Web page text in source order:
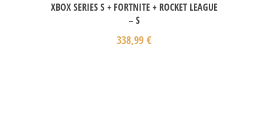
XBOX SERIES S + FORTNITE + ROCKET LEAGUE
– S
338,99 €